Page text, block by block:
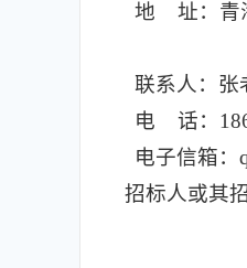
地 址：青
联系人：张
电 话：
电子信箱：
招标人或其